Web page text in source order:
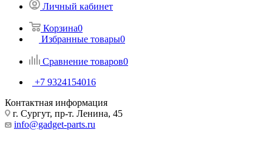
Личный кабинет
Корзина0
Избранные товары0
Сравнение товаров0
+7 9324154016
Контактная информация
г. Сургут, пр-т. Ленина, 45
info@gadget-parts.ru